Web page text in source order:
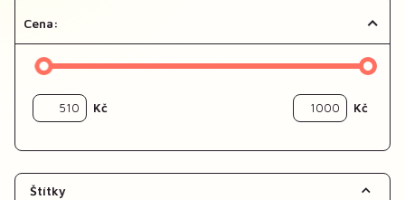
Cena:
Kč Kč
Štítky